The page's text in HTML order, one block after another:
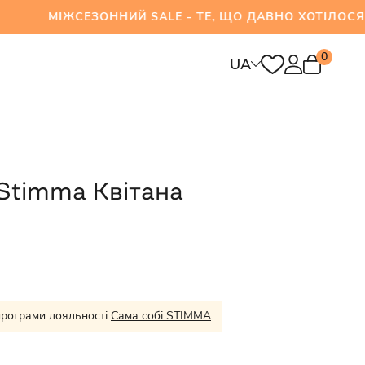
SALE - ТЕ, ЩО ДАВНО ХОТІЛОСЯ
UA 0
Квітана
лояльності Сама собі STIMMA